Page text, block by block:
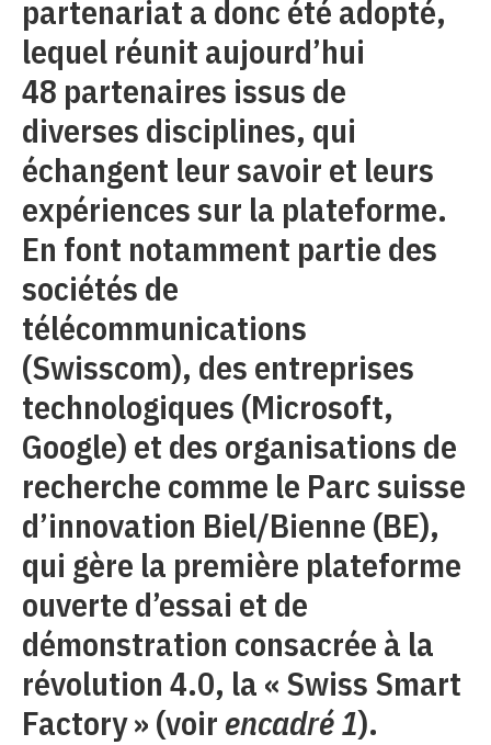
partenariat a donc été adopté,
lequel réunit aujourd’hui
48 partenaires issus de
diverses disciplines, qui
échangent leur savoir et leurs
expériences sur la plateforme.
En font notamment partie des
sociétés de
télécommunications
(Swisscom), des entreprises
technologiques (Microsoft,
Google) et des organisations de
recherche comme le Parc suisse
d’innovation Biel/Bienne (BE),
qui gère la première plateforme
ouverte d’essai et de
démonstration consacrée à la
révolution 4.0, la « Swiss Smart
Factory » (voir encadré 1).